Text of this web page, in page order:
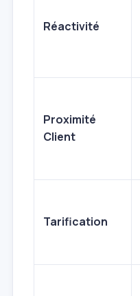
Réactivité
Proximité
Client
Tarification